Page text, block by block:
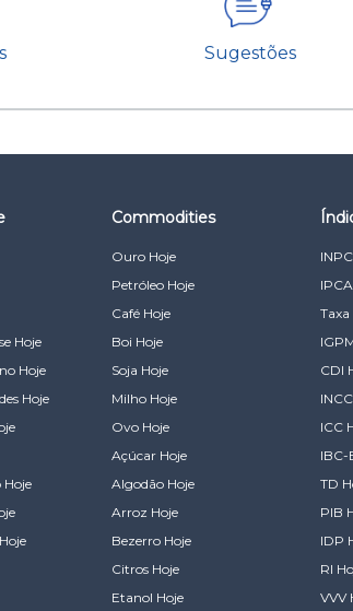
Sugestões
Hoje
Hoje
Hoje
Hoje
Commodities
Ouro Hoje
Petróleo Hoje
Café Hoje
Boi Hoje
Soja Hoje
Milho Hoje
Ovo Hoje
Açúcar Hoje
Algodão Hoje
Arroz Hoje
Bezerro Hoje
Citros Hoje
Etanol Hoje
Taxa
CDI
ICC
IBC-
TD
PIB
IDP
RI
VVV